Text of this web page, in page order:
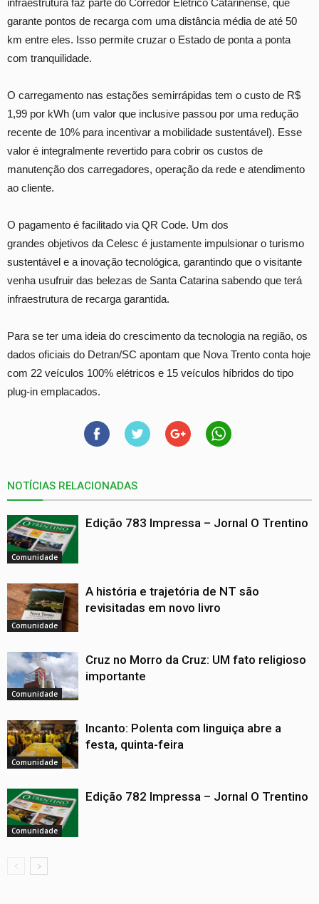
garante pontos de recarga com uma distância média de até 50
km entre eles. Isso permite cruzar o Estado de ponta a ponta
com tranquilidade.
O carregamento nas estações semirrápidas tem o custo de R$
1,99 por kWh (um valor que inclusive passou por uma redução
recente de 10% para incentivar a mobilidade sustentável). Esse
valor é integralmente revertido para cobrir os custos de
manutenção dos carregadores, operação da rede e atendimento
ao cliente.
O pagamento é facilitado via QR Code. Um dos
grandes objetivos da Celesc é justamente impulsionar o turismo
sustentável e a inovação tecnológica, garantindo que o visitante
venha usufruir das belezas de Santa Catarina sabendo que terá
infraestrutura de recarga garantida.
Para se ter uma ideia do crescimento da tecnologia na região, os
dados oficiais do Detran/SC apontam que Nova Trento conta hoje
com 22 veículos 100% elétricos e 15 veículos híbridos do tipo
plug-in emplacados.
NOTÍCIAS RELACIONADAS
Comunidade
Edição 783 Impressa – Jornal O Trentino
Comunidade
A história e trajetória de NT são
revisitadas em novo livro
Comunidade
Cruz no Morro da Cruz: UM fato religioso
importante
Comunidade
Incanto: Polenta com linguiça abre a
festa, quinta-feira
Comunidade
Edição 782 Impressa – Jornal O Trentino